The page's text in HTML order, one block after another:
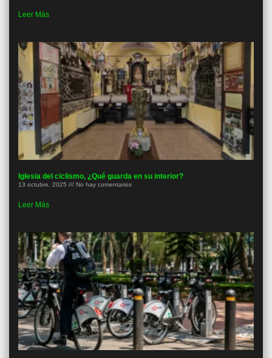
Leer Más
Iglesia del ciclismo, ¿Qué guarda en su interior?
13 octubre, 2025 No hay comentarios
Leer Más